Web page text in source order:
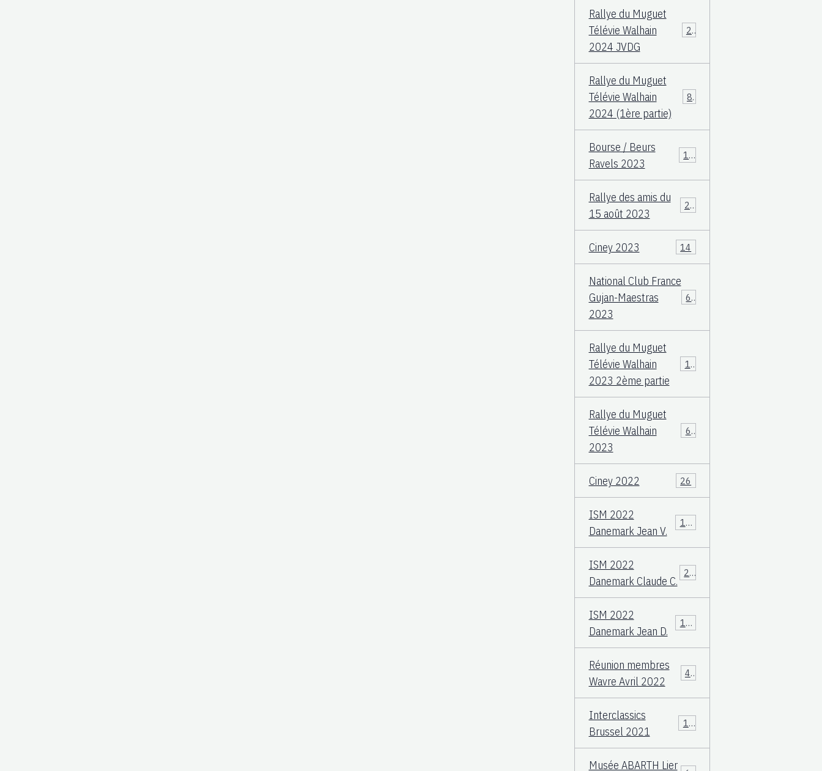
Rallye du Muguet
Télévie Walhain
2024 JVDG
23
Rallye du Muguet
Télévie Walhain
2024 (1ère partie)
88
Bourse / Beurs
Ravels 2023
12
Rallye des amis du
15 août 2023
25
Ciney 2023 14
National Club France
Gujan-Maestras
2023
64
Rallye du Muguet
Télévie Walhain
2023 2ème partie
135
Rallye du Muguet
Télévie Walhain
2023
60
Ciney 2022 26
ISM 2022
Danemark Jean V.
106
ISM 2022
Danemark Claude C.
23
ISM 2022
Danemark Jean D.
108
Réunion membres
Wavre Avril 2022
49
Interclassics
Brussel 2021
17
Musée ABARTH Lier